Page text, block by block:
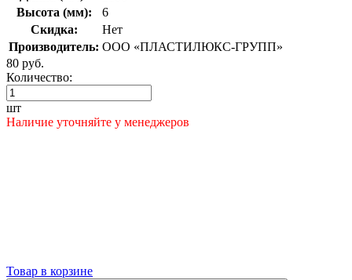
Высота (мм):
6
Скидка:
Нет
Производитель: ООО «ПЛАСТИЛЮКС-ГРУПП»
80 руб.
Количество:
шт
Наличие уточняйте у менеджеров
Товар в корзине